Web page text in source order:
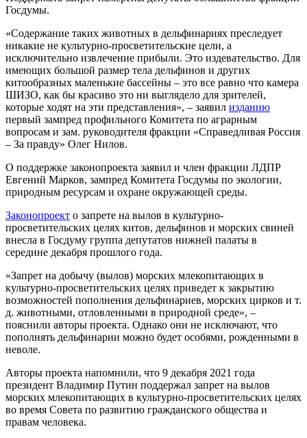
Госдумы.
«Содержание таких животных в дельфинариях преследует
никакие не культурно-просветительские цели, а
исключительно извлечение прибыли. Это издевательство. Для
имеющих большой размер тела дельфинов и других
китообразных маленькие бассейны – это все равно что камера
ШИЗО, как бы красиво это ни выглядело для зрителей,
которые ходят на эти представления», – заявил изданию
первый зампред профильного Комитета по аграрным
вопросам и зам. руководителя фракции «Справедливая Россия
– За правду» Олег Нилов.
О поддержке законопроекта заявил и член фракции ЛДПР
Евгений Марков, зампред Комитета Госдумы по экологии,
природным ресурсам и охране окружающей среды.
Законопроект о запрете на вылов в культурно-
просветительских целях китов, дельфинов и морских свиней
внесла в Госдуму группа депутатов нижней палаты в
середине декабря прошлого года.
«Запрет на добычу (вылов) морских млекопитающих в
культурно-просветительских целях приведет к закрытию
возможностей пополнения дельфинариев, морских цирков и т.
д. животными, отловленными в природной среде», –
пояснили авторы проекта. Однако они не исключают, что
пополнять дельфинарии можно будет особями, рожденными в
неволе.
Авторы проекта напомнили, что 9 декабря 2021 года
президент Владимир Путин поддержал запрет на вылов
морских млекопитающих в культурно-просветительских целях
во время Совета по развитию гражданского общества и
правам человека.